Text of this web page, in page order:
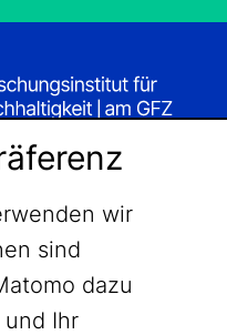
wir
sind
dazu
Ihr